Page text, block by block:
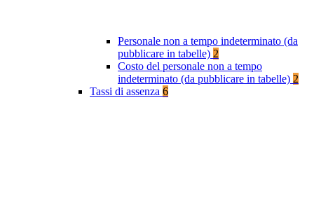
Personale non a tempo indeterminato (da
pubblicare in tabelle) 2
Costo del personale non a tempo
indeterminato (da pubblicare in tabelle) 2
Tassi di assenza 6